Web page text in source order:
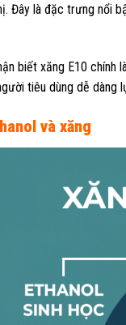
Đây là đặc trưng nổi
biết xăng E10
tiêu dùng dễ dàng
và xăng